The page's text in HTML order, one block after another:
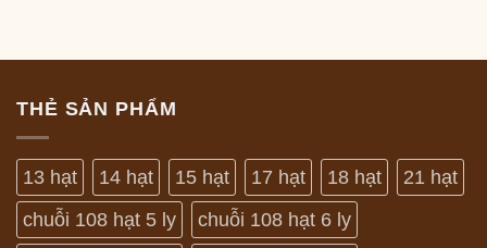
THẺ SẢN PHẨM
13 hạt 14 hạt 15 hạt 17 hạt 18 hạt
21 hạt
chuỗi 108 hạt 5 ly
chuỗi 108 hạt 6 ly